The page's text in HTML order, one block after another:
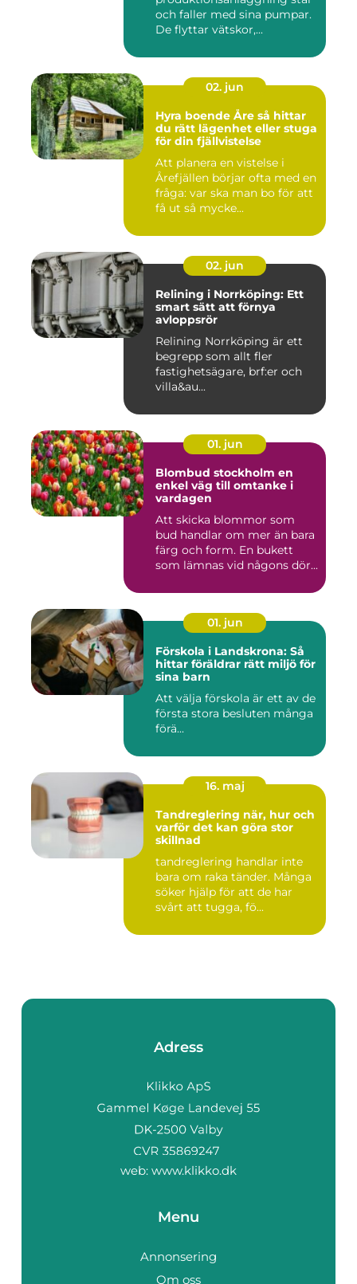
och faller med sina pumpar.
De flyttar vätskor,...
02. jun
Hyra boende Åre så hittar
du rätt lägenhet eller stuga
för din fjällvistelse
Att planera en vistelse i
Årefjällen börjar ofta med en
fråga: var ska man bo för att
få ut så mycke...
02. jun
Relining i Norrköping: Ett
smart sätt att förnya
avloppsrör
Relining Norrköping är ett
begrepp som allt fler
fastighetsägare, brf:er och
villa&au...
01. jun
Blombud stockholm en
enkel väg till omtanke i
vardagen
Att skicka blommor som
bud handlar om mer än bara
färg och form. En bukett
som lämnas vid någons dör...
01. jun
Förskola i Landskrona: Så
hittar föräldrar rätt miljö för
sina barn
Att välja förskola är ett av de
första stora besluten många
förä...
16. maj
Tandreglering när, hur och
varför det kan göra stor
skillnad
tandreglering handlar inte
bara om raka tänder. Många
söker hjälp för att de har
svårt att tugga, fö...
Adress
web: www.klikko.dk
Menu
Annonsering
Om oss